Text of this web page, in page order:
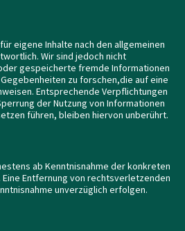
eigene Inhalte nach den allgemeinen
Wir sind jedoch nicht
gespeicherte fremde Informationen
zu forschen,die auf eine
Entsprechende Verpflichtungen
der Nutzung von Informationen
führen, bleiben hiervon unberührt.
ab Kenntnisnahme der konkreten
Entfernung von rechtsverletzenden
unverzüglich erfolgen.